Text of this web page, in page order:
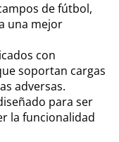
de fútbol,
una mejor
con
soportan cargas
adversas.
para ser
la funcionalidad